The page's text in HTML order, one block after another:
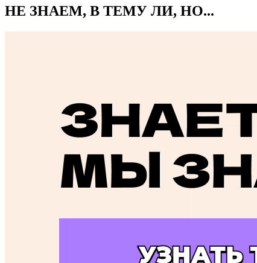
НЕ ЗНАЕМ, В ТЕМУ ЛИ, НО...